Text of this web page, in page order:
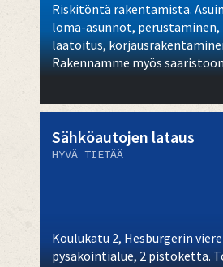
Riskitöntä rakentamista.
loma-asunnot, perustaminen,
laatoitus,
Rakennamme myös
Sähköautojen lataus
HYVÄ TIETÄÄ
Koulukatu 2, Hesburgerin
pysäköintialue, 2 pistoketta.